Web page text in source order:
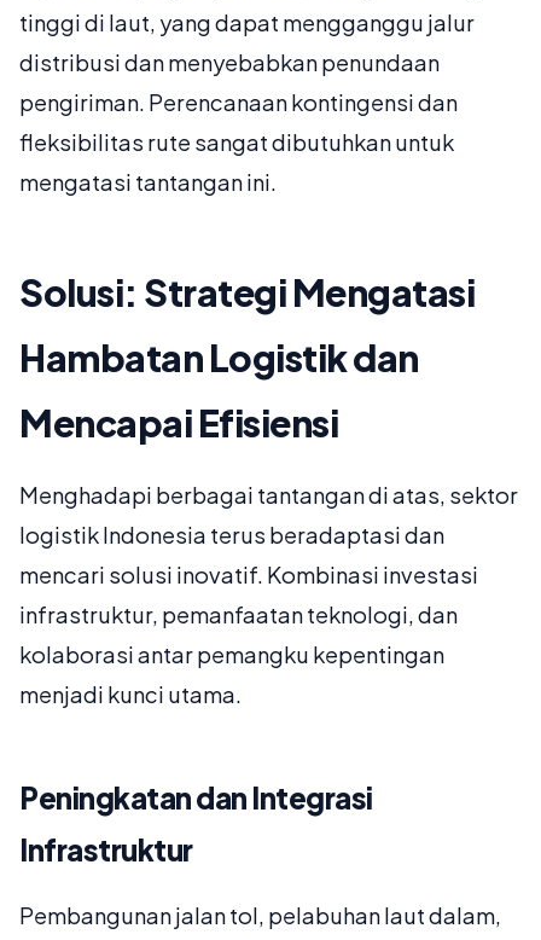
tinggi di laut, yang dapat mengganggu jalur
distribusi dan menyebabkan penundaan
pengiriman. Perencanaan kontingensi dan
fleksibilitas rute sangat dibutuhkan untuk
mengatasi tantangan ini.
Solusi: Strategi Mengatasi
Hambatan Logistik dan
Mencapai Efisiensi
Menghadapi berbagai tantangan di atas, sektor
logistik Indonesia terus beradaptasi dan
mencari solusi inovatif. Kombinasi investasi
infrastruktur, pemanfaatan teknologi, dan
kolaborasi antar pemangku kepentingan
menjadi kunci utama.
Peningkatan dan Integrasi
Infrastruktur
Pembangunan jalan tol, pelabuhan laut dalam,